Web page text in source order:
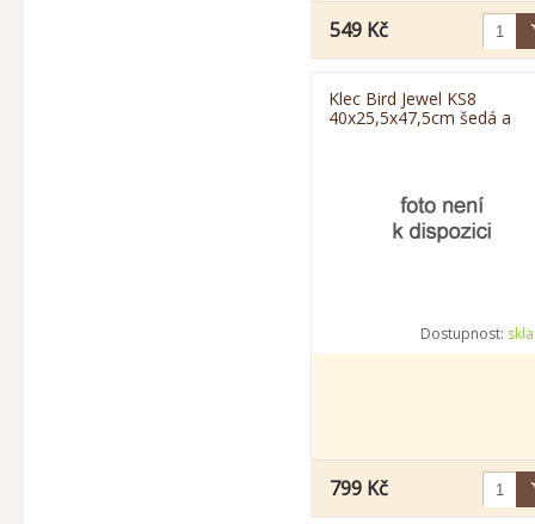
549 Kč
Klec Bird Jewel KS8
40x25,5x47,5cm šedá a
Dostupnost:
799 Kč